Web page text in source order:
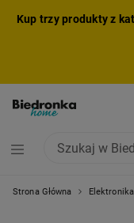
Kup trzy produkty z
Strona Główna Elektronika